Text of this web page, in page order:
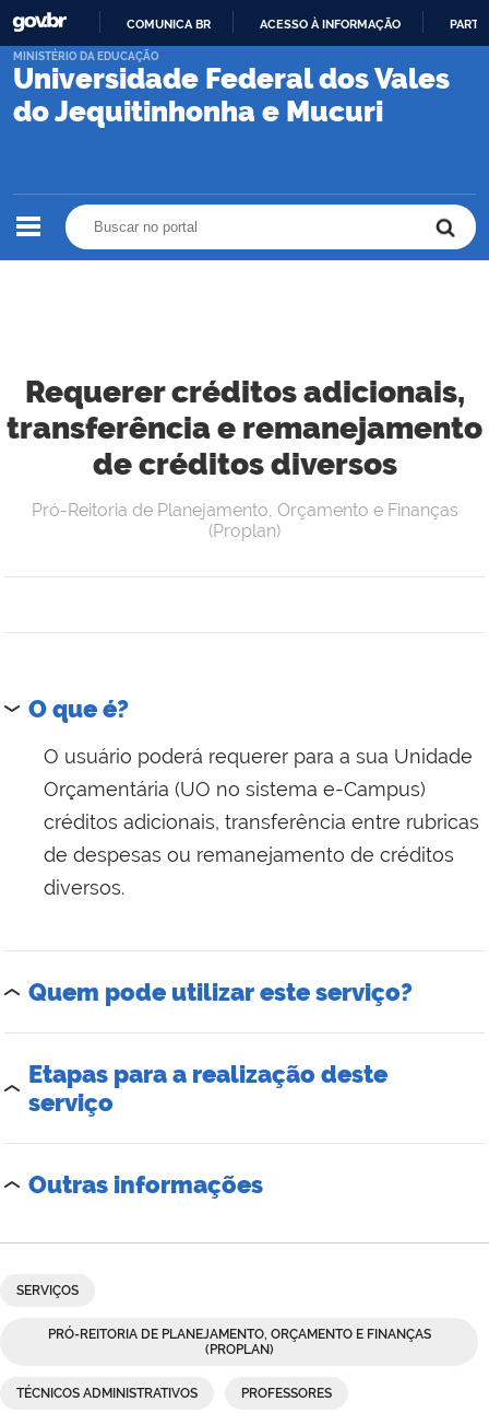
PARA
CONTEÚDO
COMUNICA BR ACESSO À INFORMAÇÃO
Universidade Federal dos Vales
do Jequitinhonha e Mucuri
MINISTÉRIO DA EDUCAÇÃO
Requerer créditos adicionais,
transferência e remanejamento
de créditos diversos
Pró-Reitoria de Planejamento, Orçamento e Finanças
(Proplan)
O que é?
O usuário poderá requerer para a sua Unidade
Orçamentária (UO no sistema e-Campus)
créditos adicionais, transferência entre rubricas
de despesas ou remanejamento de créditos
diversos.
Quem pode utilizar este serviço?
Etapas para a realização deste
serviço
Outras informações
SERVIÇOS
PRÓ-REITORIA DE PLANEJAMENTO, ORÇAMENTO E FINANÇAS
(PROPLAN)
TÉCNICOS ADMINISTRATIVOS PROFESSORES